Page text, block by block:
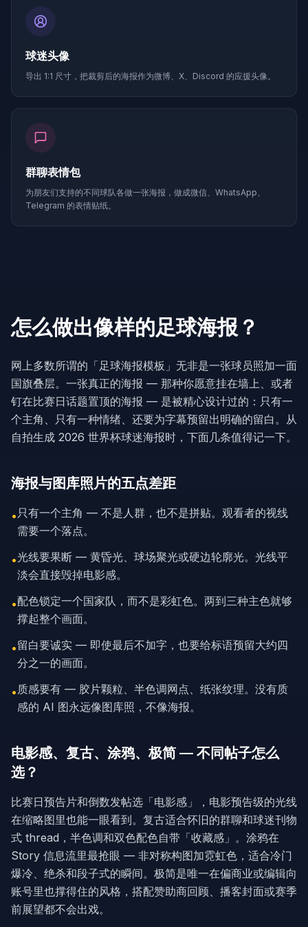
球迷头像
导出 1:1 尺寸，把裁剪后的海报作为微博、X、Discord 的应援头像。
群聊表情包
为朋友们支持的不同球队各做一张海报，做成微信、WhatsApp、
Telegram 的表情贴纸。
怎么做出像样的足球海报？
网上多数所谓的「足球海报模板」无非是一张球员照加一面
国旗叠层。一张真正的海报 — 那种你愿意挂在墙上、或者
钉在比赛日话题置顶的海报 — 是被精心设计过的：只有一
个主角、只有一种情绪、还要为字幕预留出明确的留白。从
自拍生成 2026 世界杯球迷海报时，下面几条值得记一下。
海报与图库照片的五点差距
• 只有一个主角 — 不是人群，也不是拼贴。观看者的视线
需要一个落点。
•光线要果断 — 黄昏光、球场聚光或硬边轮廓光。光线平
淡会直接毁掉电影感。
•配色锁定一个国家队，而不是彩虹色。两到三种主色就够
撑起整个画面。
•留白要诚实 — 即使最后不加字，也要给标语预留大约四
分之一的画面。
• 质感要有 — 胶片颗粒、半色调网点、纸张纹理。没有质
感的 AI 图永远像图库照，不像海报。
电影感、复古、涂鸦、极简 — 不同帖子怎么
选？
比赛日预告片和倒数发帖选「电影感」，电影预告级的光线
在缩略图里也能一眼看到。复古适合怀旧的群聊和球迷刊物
式 thread，半色调和双色配色自带「收藏感」。涂鸦在
Story 信息流里最抢眼 — 非对称构图加霓虹色，适合冷门
爆冷、绝杀和段子式的瞬间。极简是唯一在偏商业或编辑向
账号里也撑得住的风格，搭配赞助商回顾、播客封面或赛季
前展望都不会出戏。